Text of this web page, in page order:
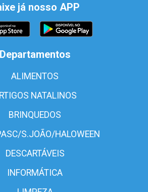
já nosso APP
Departamentos
ALIMENTOS
NATALINOS
BRINQUEDOS
S.JOÃO/HALOWEEN
DESCARTÁVEIS
INFORMÁTICA